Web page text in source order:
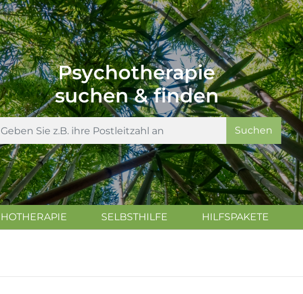
Psychotherapie
suchen & finden
Suchen
SELBSTHILFE HILFSPAKETE